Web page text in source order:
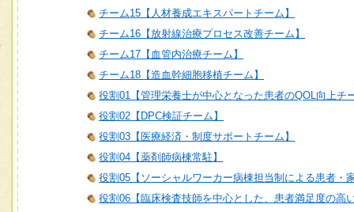
チーム15【人材養成エキスパートチーム】
チーム16【放射線治療プロセス改善チーム】
チーム17【血管内治療チーム】
チーム18【造血幹細胞移植チーム】
役割01【管理栄養士が中心となった患者のQOL向上チ
役割02【DPC検証チーム】
役割03【医療経済・制度サポートチーム】
役割04【薬剤師病棟常駐】
役割05【ソーシャルワーカー病棟担当制による患者・
役割06【臨床検査技師を中心とした、患者満足度の高